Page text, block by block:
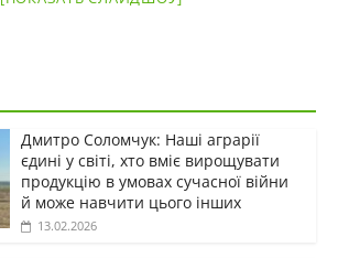
Дмитро Соломчук: Наші аграрії
єдині у світі, хто вміє вирощувати
продукцію в умовах сучасної війни
й може навчити цього інших
13.02.2026